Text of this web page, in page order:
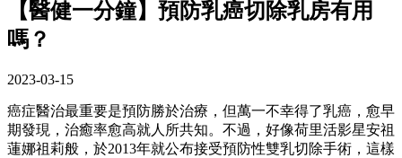
【醫健一分鐘】預防乳癌切除乳房有用
嗎？
2023-03-15
癌症醫治最重要是預防勝於治療，但萬一不幸得了乳癌，愈早
期發現，治癒率愈高就人所共知。不過，好像荷里活影星安祖
蓮娜祖莉般，於2013年就公布接受預防性雙乳切除手術，這樣